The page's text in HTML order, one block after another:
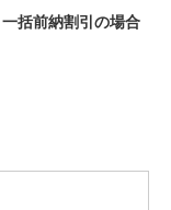
括前納割引の場合